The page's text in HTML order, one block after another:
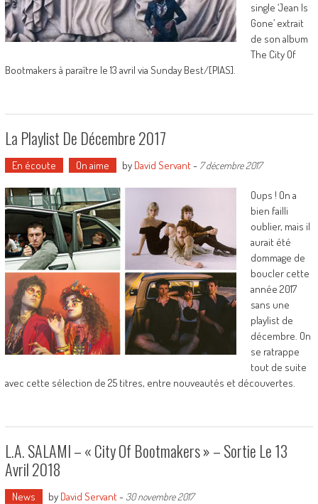
single ‘Jean Is
Gone’ extrait
de son album
The City Of
Bootmakers à paraître le 13 avril via Sunday Best/[PIAS].
La Playlist De Décembre 2017
En écoute On aime by David Servant- 7 décembre 2017
Oups ! On a
bien failli
oublier, mais il
aurait été
dommage de
boucler cette
année 2017
sans une
playlist de
décembre. On
se ratrappe
tout de suite
avec cette sélection de 25 titres, entre nouveautés et découvertes.
L.A. SALAMI – « City Of Bootmakers » – Sortie Le 13
Avril 2018
News by David Servant- 30 novembre 2017